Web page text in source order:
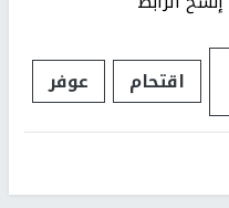
اقتحام عوفر